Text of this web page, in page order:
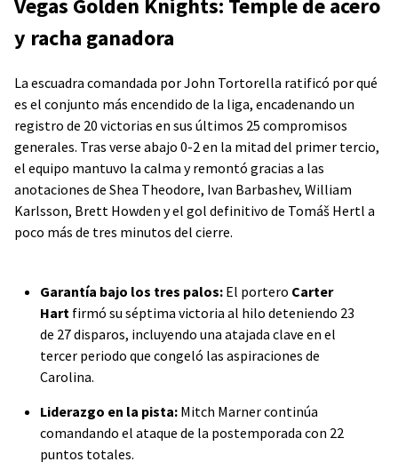
y racha ganadora
La escuadra comandada por John Tortorella ratificó por qué
es el conjunto más encendido de la liga, encadenando un
registro de 20 victorias en sus últimos 25 compromisos
generales. Tras verse abajo 0-2 en la mitad del primer tercio,
el equipo mantuvo la calma y remontó gracias a las
anotaciones de Shea Theodore, Ivan Barbashev, William
Karlsson, Brett Howden y el gol definitivo de Tomáš Hertl a
poco más de tres minutos del cierre.
Garantía bajo los tres palos:El portero Carter
Hartfirmó su séptima victoria al hilo deteniendo 23
de 27 disparos, incluyendo una atajada clave en el
tercer periodo que congeló las aspiraciones de
Carolina.
Liderazgo en la pista:Mitch Marner continúa
comandando el ataque de la postemporada con 22
puntos totales.